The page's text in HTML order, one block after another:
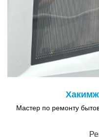
Мастер по ремонту